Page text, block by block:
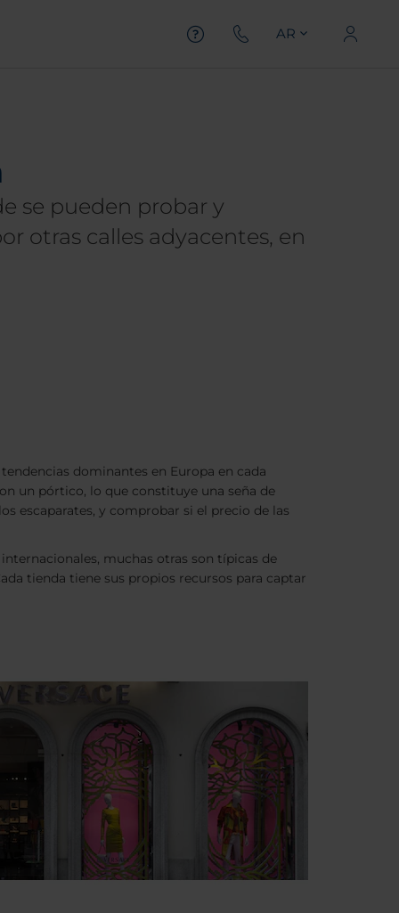
AR
se pueden probar y
otras calles adyacentes, en
dominantes en Europa en cada
un pórtico, lo que constituye una seña de
escaparates, y comprobar si el precio de las
muchas otras son típicas de
tienda tiene sus propios recursos para captar